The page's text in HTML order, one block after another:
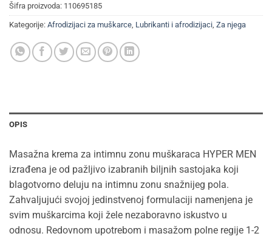
Šifra proizvoda: 110695185
Kategorije: Afrodizijaci za muškarce, Lubrikanti i afrodizijaci, Za njega
OPIS
Masažna krema za intimnu zonu muškaraca HYPER MEN
izrađena je od pažljivo izabranih biljnih sastojaka koji
blagotvorno deluju na intimnu zonu snažnijeg pola.
Zahvaljujući svojoj jedinstvenoj formulaciji namenjena je
svim muškarcima koji žele nezaboravno iskustvo u
odnosu. Redovnom upotrebom i masažom polne regije 1-2